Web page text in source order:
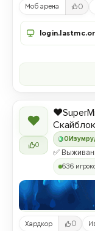
Моб арена 0
❤
0
0
✅
636
Хардкор 0